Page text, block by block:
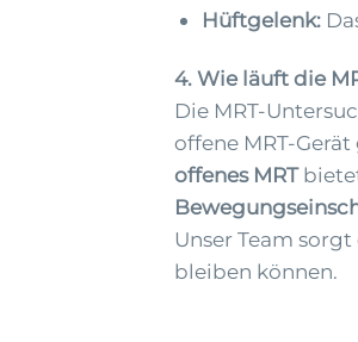
Hüftgelenk:
4. Wie läuft die
Die MRT-
offene MRT-
offenes MRT
Unser Team
bleiben können.